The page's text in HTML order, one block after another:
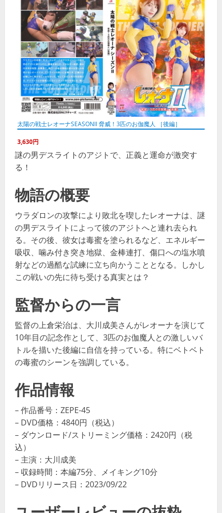
太陽の戦士レオーナSEASONII 脅威！3匹のお伽魔人 ［後編］
3,630円
謎の男デスライトのアジトで、正義と運命が激突す
る！
物語の概要
ウラダロンの攻撃により敗北を喫したレオーナは、謎
の男デスライトによって彼のアジトへと連れ去られ
る。その後、彼女は毒蜜を塗られるなど、エネルギー
吸収、噛み付き突き地獄、金棒連打、傷口への塩水噴
射などの過酷な試練に立ち向かうこととなる。しかし
この戦いの先に待ち受ける真実とは？
監督からの一言
監督の上倉栄治は、大川成美さんがレオーナを演じて
10年目の記念作として、3匹のお伽魔人との激しいバ
トルを描いた後編に自信を持っている。特にベトベト
の毒蜜のシーンを強調している。
作品情報
– 作品番号：ZEPE-45
– DVD価格：4840円（税込）
– ダウンロード/ストリーミング価格：2420円（税
込）
– 主演：大川成美
– 収録時間：本編75分、メイキング10分
– DVDリリース日：2023/09/22